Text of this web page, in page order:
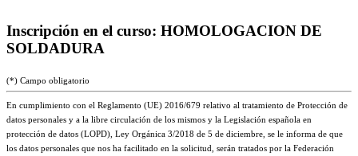
Inscripción en el curso: HOMOLOGACION DE
SOLDADURA
(*) Campo obligatorio
En cumplimiento con el Reglamento (UE) 2016/679 relativo al tratamiento de Protección de
datos personales y a la libre circulación de los mismos y la Legislación española en
protección de datos (LOPD), Ley Orgánica 3/2018 de 5 de diciembre, se le informa de que
los datos personales que nos ha facilitado en la solicitud, serán tratados por la Federación